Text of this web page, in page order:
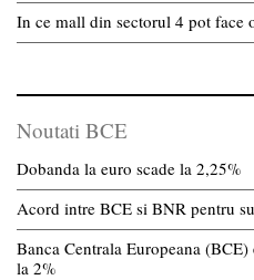
In ce mall din sectorul 4 pot face
Noutati BCE
Dobanda la euro scade la 2,25%
Acord intre BCE si BNR pentru
Banca Centrala Europeana
la 2%